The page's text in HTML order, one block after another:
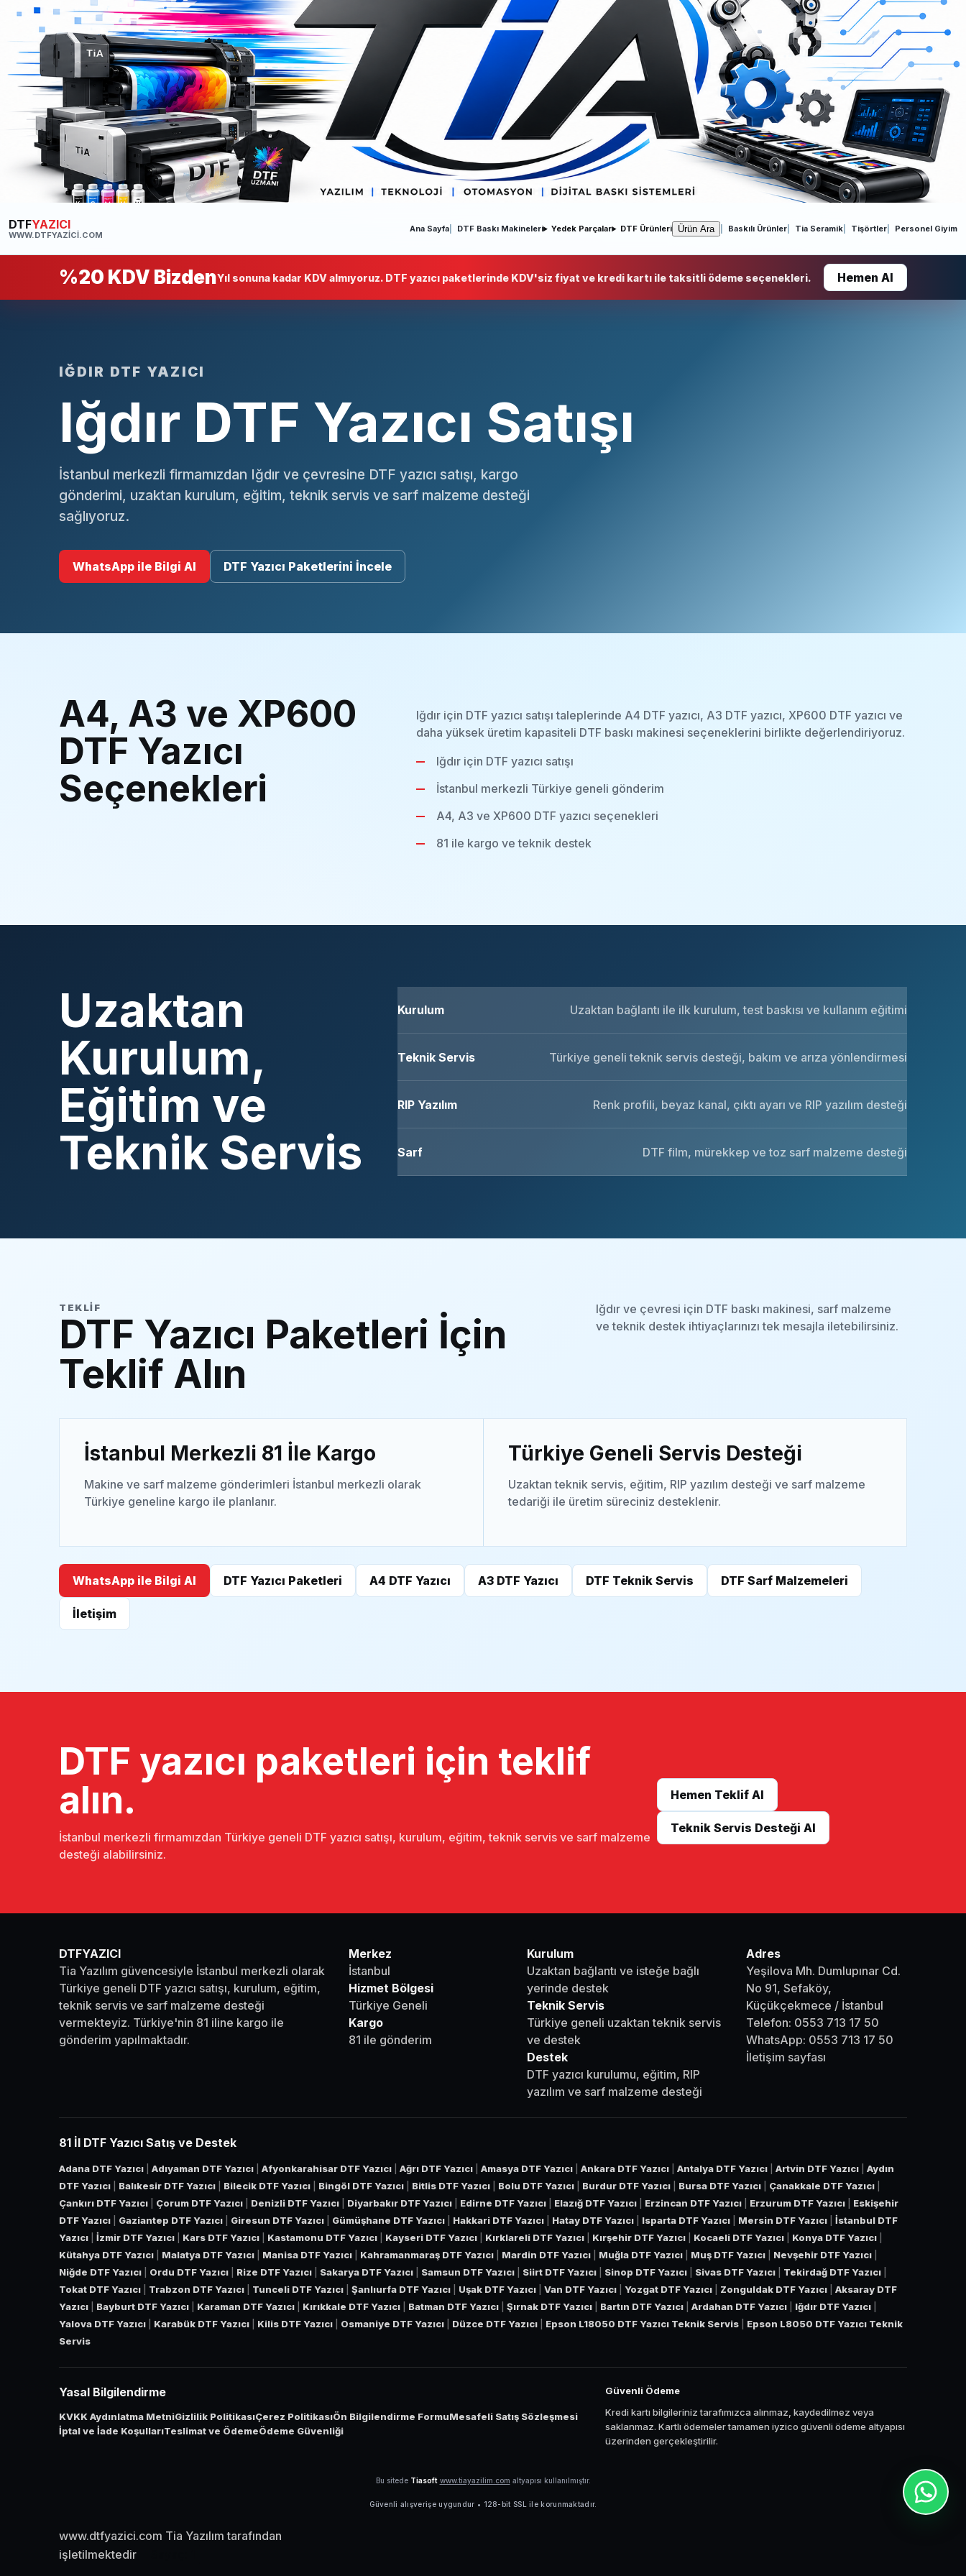
DTFYAZICI
WWW.DTFYAZICI.COM
Ana Sayfa DTF Baskı Makineleri Yedek Parçalar DTF Ürünleri Ürün Ara Baskılı Ürünler Tia Seramik Tişörtler Personel Giyim
%20 KDV BizdenYıl sonuna kadar KDV almıyoruz. DTF yazıcı paketlerinde KDV'siz fiyat ve kredi kartı ile taksitli ödeme seçenekleri. Hemen Al
IĞDIR DTF YAZICI
Iğdır DTF Yazıcı Satışı
İstanbul merkezli firmamızdan Iğdır ve çevresine DTF yazıcı satışı, kargo
gönderimi, uzaktan kurulum, eğitim, teknik servis ve sarf malzeme desteği
sağlıyoruz.
WhatsApp ile Bilgi Al DTF Yazıcı Paketlerini İncele
A4, A3 ve XP600
DTF Yazıcı
Seçenekleri
Iğdır için DTF yazıcı satışı taleplerinde A4 DTF yazıcı, A3 DTF yazıcı, XP600 DTF yazıcı ve
daha yüksek üretim kapasiteli DTF baskı makinesi seçeneklerini birlikte değerlendiriyoruz.
Iğdır için DTF yazıcı satışı
İstanbul merkezli Türkiye geneli gönderim
A4, A3 ve XP600 DTF yazıcı seçenekleri
81 ile kargo ve teknik destek
Uzaktan
Kurulum,
Eğitim ve
Teknik Servis
Kurulum Uzaktan bağlantı ile ilk kurulum, test baskısı ve kullanım eğitimi
Teknik Servis Türkiye geneli teknik servis desteği, bakım ve arıza yönlendirmesi
RIP Yazılım Renk profili, beyaz kanal, çıktı ayarı ve RIP yazılım desteği
Sarf DTF film, mürekkep ve toz sarf malzeme desteği
TEKLIF
DTF Yazıcı Paketleri İçin
Teklif Alın
Iğdır ve çevresi için DTF baskı makinesi, sarf malzeme
ve teknik destek ihtiyaçlarınızı tek mesajla iletebilirsiniz.
İstanbul Merkezli 81 İle Kargo
Makine ve sarf malzeme gönderimleri İstanbul merkezli olarak
Türkiye geneline kargo ile planlanır.
Türkiye Geneli Servis Desteği
Uzaktan teknik servis, eğitim, RIP yazılım desteği ve sarf malzeme
tedariği ile üretim süreciniz desteklenir.
WhatsApp ile Bilgi Al DTF Yazıcı Paketleri A4 DTF Yazıcı A3 DTF Yazıcı DTF Teknik Servis DTF Sarf Malzemeleri
İletişim
DTF yazıcı paketleri için teklif
alın.
İstanbul merkezli firmamızdan Türkiye geneli DTF yazıcı satışı, kurulum, eğitim, teknik servis ve sarf malzeme
desteği alabilirsiniz.
Hemen Teklif Al
Teknik Servis Desteği Al
DTFYAZICI
Tia Yazılım güvencesiyle İstanbul merkezli olarak
Türkiye geneli DTF yazıcı satışı, kurulum, eğitim,
teknik servis ve sarf malzeme desteği
vermekteyiz. Türkiye'nin 81 iline kargo ile
gönderim yapılmaktadır.
Merkez
İstanbul
Hizmet Bölgesi
Türkiye Geneli
Kargo
81 ile gönderim
Kurulum
Uzaktan bağlantı ve isteğe bağlı
yerinde destek
Teknik Servis
Türkiye geneli uzaktan teknik servis
ve destek
Destek
DTF yazıcı kurulumu, eğitim, RIP
yazılım ve sarf malzeme desteği
Adres
Yeşilova Mh. Dumlupınar Cd.
No 91, Sefaköy,
Küçükçekmece / İstanbul
Telefon: 0553 713 17 50
WhatsApp: 0553 713 17 50
İletişim sayfası
81 İl DTF Yazıcı Satış ve Destek
Adana DTF Yazıcı Adıyaman DTF Yazıcı Afyonkarahisar DTF Yazıcı Ağrı DTF Yazıcı Amasya DTF Yazıcı Ankara DTF Yazıcı Antalya DTF Yazıcı Artvin DTF Yazıcı
Aydın
DTF Yazıcı
Balıkesir DTF Yazıcı Bilecik DTF Yazıcı Bingöl DTF Yazıcı Bitlis DTF Yazıcı Bolu DTF Yazıcı Burdur DTF Yazıcı Bursa DTF Yazıcı Çanakkale DTF Yazıcı
Çankırı DTF Yazıcı
Çorum DTF Yazıcı Denizli DTF Yazıcı Diyarbakır DTF Yazıcı Edirne DTF Yazıcı Elazığ DTF Yazıcı Erzincan DTF Yazıcı Erzurum DTF Yazıcı
Eskişehir
DTF Yazıcı
Gaziantep DTF Yazıcı Giresun DTF Yazıcı Gümüşhane DTF Yazıcı Hakkari DTF Yazıcı Hatay DTF Yazıcı Isparta DTF Yazıcı Mersin DTF Yazıcı
İstanbul DTF
Yazıcı
İzmir DTF Yazıcı Kars DTF Yazıcı Kastamonu DTF Yazıcı Kayseri DTF Yazıcı Kırklareli DTF Yazıcı Kırşehir DTF Yazıcı Kocaeli DTF Yazıcı Konya DTF Yazıcı
Kütahya DTF Yazıcı
Malatya DTF Yazıcı Manisa DTF Yazıcı Kahramanmaraş DTF Yazıcı Mardin DTF Yazıcı Muğla DTF Yazıcı Muş DTF Yazıcı Nevşehir DTF Yazıcı
Niğde DTF Yazıcı
Ordu DTF Yazıcı Rize DTF Yazıcı Sakarya DTF Yazıcı Samsun DTF Yazıcı Siirt DTF Yazıcı Sinop DTF Yazıcı Sivas DTF Yazıcı Tekirdağ DTF Yazıcı
Tokat DTF Yazıcı
Trabzon DTF Yazıcı Tunceli DTF Yazıcı Şanlıurfa DTF Yazıcı Uşak DTF Yazıcı Van DTF Yazıcı Yozgat DTF Yazıcı Zonguldak DTF Yazıcı
Aksaray DTF
Yazıcı
Bayburt DTF Yazıcı Karaman DTF Yazıcı Kırıkkale DTF Yazıcı Batman DTF Yazıcı Şırnak DTF Yazıcı Bartın DTF Yazıcı Ardahan DTF Yazıcı Iğdır DTF Yazıcı
Yalova DTF Yazıcı
Karabük DTF Yazıcı Kilis DTF Yazıcı Osmaniye DTF Yazıcı Düzce DTF Yazıcı Epson L18050 DTF Yazıcı Teknik Servis
Epson L8050 DTF Yazıcı Teknik
Servis
Yasal Bilgilendirme
KVKK Aydınlatma MetniGizlilik PolitikasıÇerez PolitikasıÖn Bilgilendirme FormuMesafeli Satış Sözleşmesi
İptal ve İade KoşullarıTeslimat ve ÖdemeÖdeme Güvenliği
Güvenli Ödeme
Kredi kartı bilgileriniz tarafımızca alınmaz, kaydedilmez veya
saklanmaz. Kartlı ödemeler tamamen iyzico güvenli ödeme altyapısı
üzerinden gerçekleştirilir.
www.dtfyazici.com Tia Yazılım tarafından
işletilmektedir
Bu sitede Tiasoft www.tiayazilim.com altyapısı kullanılmıştır.
Güvenli alışverişe uygundur • 128-bit SSL ile korunmaktadır.